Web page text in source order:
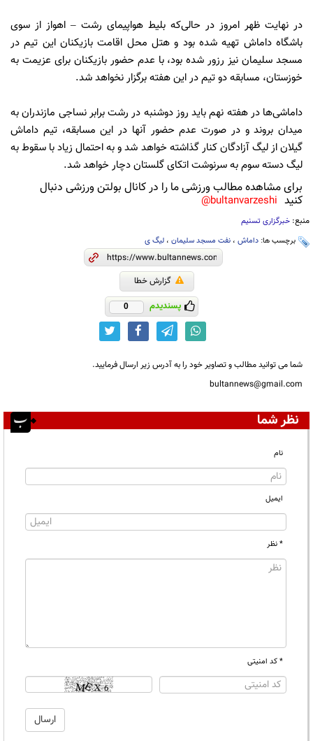
در نهایت ظهر امروز در حالی‌که بلیط هواپیمای رشت – اهواز از سوی
باشگاه داماش تهیه شده بود و هتل محل اقامت بازیکنان این تیم در
مسجد سلیمان نیز رزور شده بود، با عدم حضور بازیکنان برای عزیمت به
خوزستان، مسابقه دو تیم در این هفته برگزار نخواهد شد.
داماشی‌ها در هفته نهم باید روز دوشنبه در رشت برابر نساجی مازندران به
میدان بروند و در صورت عدم حضور آنها در این مسابقه، تیم داماش
گیلان از لیگ آزادگان کنار گذاشته خواهد شد و به احتمال زیاد با سقوط به
لیگ دسته سوم به سرنوشت اتکای گلستان دچار خواهد شد.
برای مشاهده مطالب ورزشی ما را در کانال بولتن ورزشی دنبال
کنید bultanvarzeshi@
منبع: خبرگزاری تسنیم
برچسب ها: داماش ، نفت مسجد سلیمان ، لیگ ی
گزارش خطا
پسندیدم 0
شما می توانید مطالب و تصاویر خود را به آدرس زیر ارسال فرمایید.
bultannews@gmail.com
نظر شما
نام
ایمیل
* نظر
* کد امنیتی